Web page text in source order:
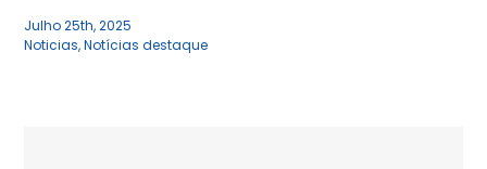
Julho 25th, 2025
Noticias,Notícias destaque